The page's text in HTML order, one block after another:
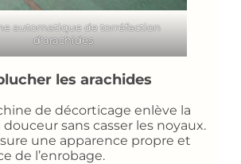
automatique de torréfaction
d'arachides
les arachides
de décorticage enlève la
sans casser les noyaux.
une apparence propre et
de l’enrobage.